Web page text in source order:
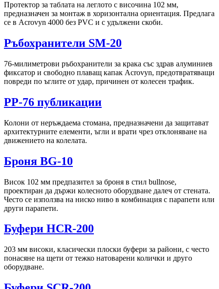
Протектор за таблата на леглото с височина 102 мм,
предназначен за монтаж в хоризонтална ориентация. Предлага
се в Acrovyn 4000 без PVC и с удължени скоби.
Ръбохранители SM-20
76-милиметрови ръбохранители за крака със здрав алуминиев
фиксатор и свободно плаващ капак Acrovyn, предотвратяващи
повреди по ъглите от удар, причинен от колесен трафик.
PP-76 публикации
Колони от неръждаема стомана, предназначени да защитават
архитектурните елементи, ъгли и врати чрез отклоняване на
движението на колелата.
Броня BG-10
Висок 102 мм предпазител за броня в стил bullnose,
проектиран да държи колесното оборудване далеч от стената.
Често се използва на ниско ниво в комбинация с парапети или
други парапети.
Буфери HCR-200
203 мм високи, класически плоски буфери за райони, с често
понасяне на щети от тежко натоварени колички и друго
оборудване.